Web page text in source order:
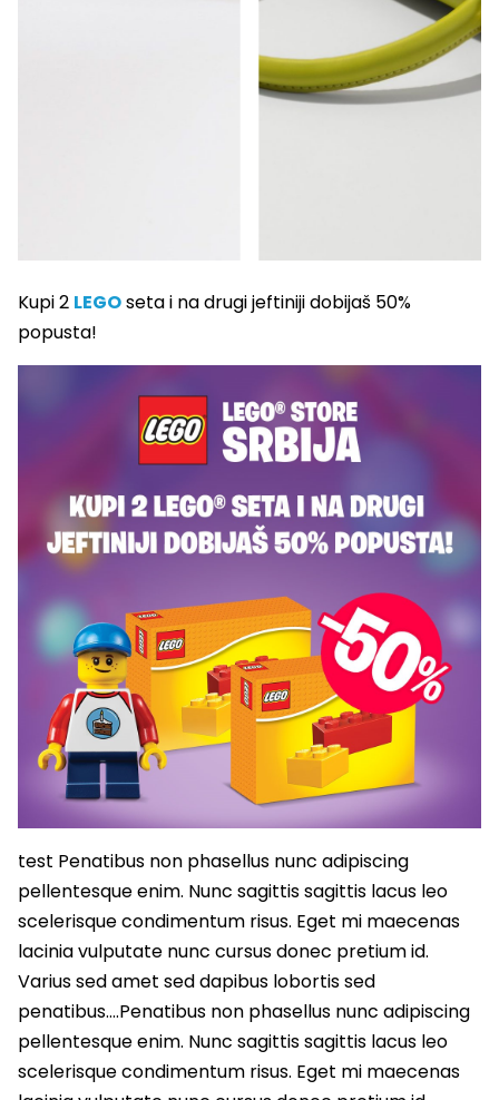
Kupi 2 LEGOseta i na drugi jeftiniji dobijaš 50%
popusta!
test Penatibus non phasellus nunc adipiscing
pellentesque enim. Nunc sagittis sagittis lacus leo
scelerisque condimentum risus. Eget mi maecenas
lacinia vulputate nunc cursus donec pretium id.
Varius sed amet sed dapibus lobortis sed
penatibus….Penatibus non phasellus nunc adipiscing
pellentesque enim. Nunc sagittis sagittis lacus leo
scelerisque condimentum risus. Eget mi maecenas